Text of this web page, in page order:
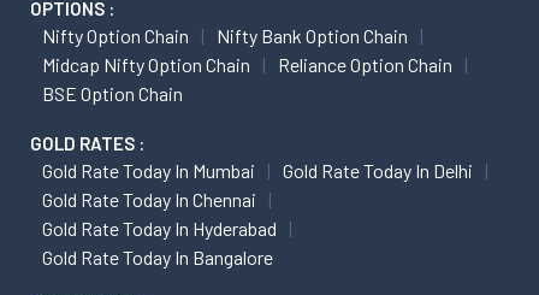
OPTIONS :
Nifty Option Chain
Nifty Bank Option Chain
Midcap Nifty Option Chain
Reliance Option Chain
BSE Option Chain
GOLD RATES :
Gold Rate Today In Mumbai
Gold Rate Today In Delhi
Gold Rate Today In Chennai
Gold Rate Today In Hyderabad
Gold Rate Today In Bangalore